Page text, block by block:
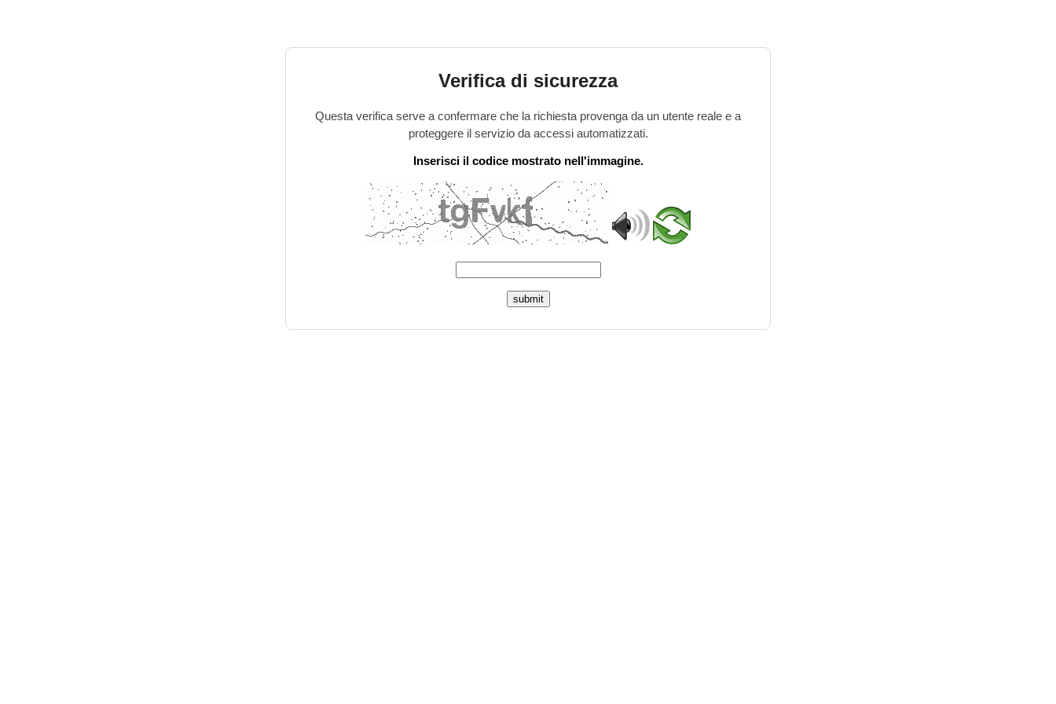
Verifica di sicurezza
Questa verifica serve a confermare che la richiesta provenga da un utente reale e a
proteggere il servizio da accessi automatizzati.
Inserisci il codice mostrato nell'immagine.
submit